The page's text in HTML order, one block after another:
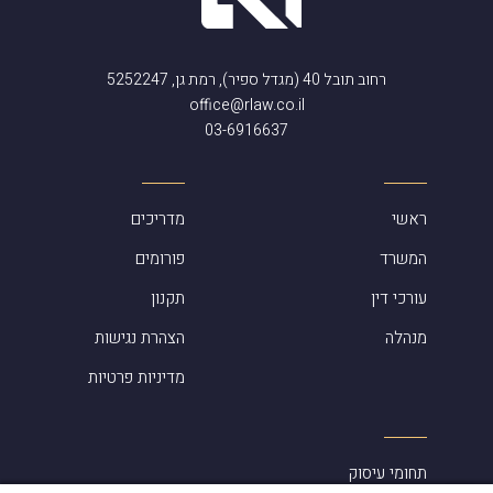
רחוב תובל 40 (מגדל ספיר), רמת גן, 5252247
office@rlaw.co.il
03-6916637
ראשי
המשרד
עורכי דין
מנהלה
מדריכים
פורומים
תקנון
הצהרת נגישות
מדיניות פרטיות
תחומי עיסוק